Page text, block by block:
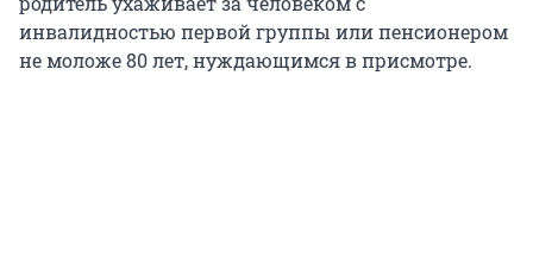
инвалидностью первой группы или пенсионером
не моложе 80 лет, нуждающимся в присмотре.